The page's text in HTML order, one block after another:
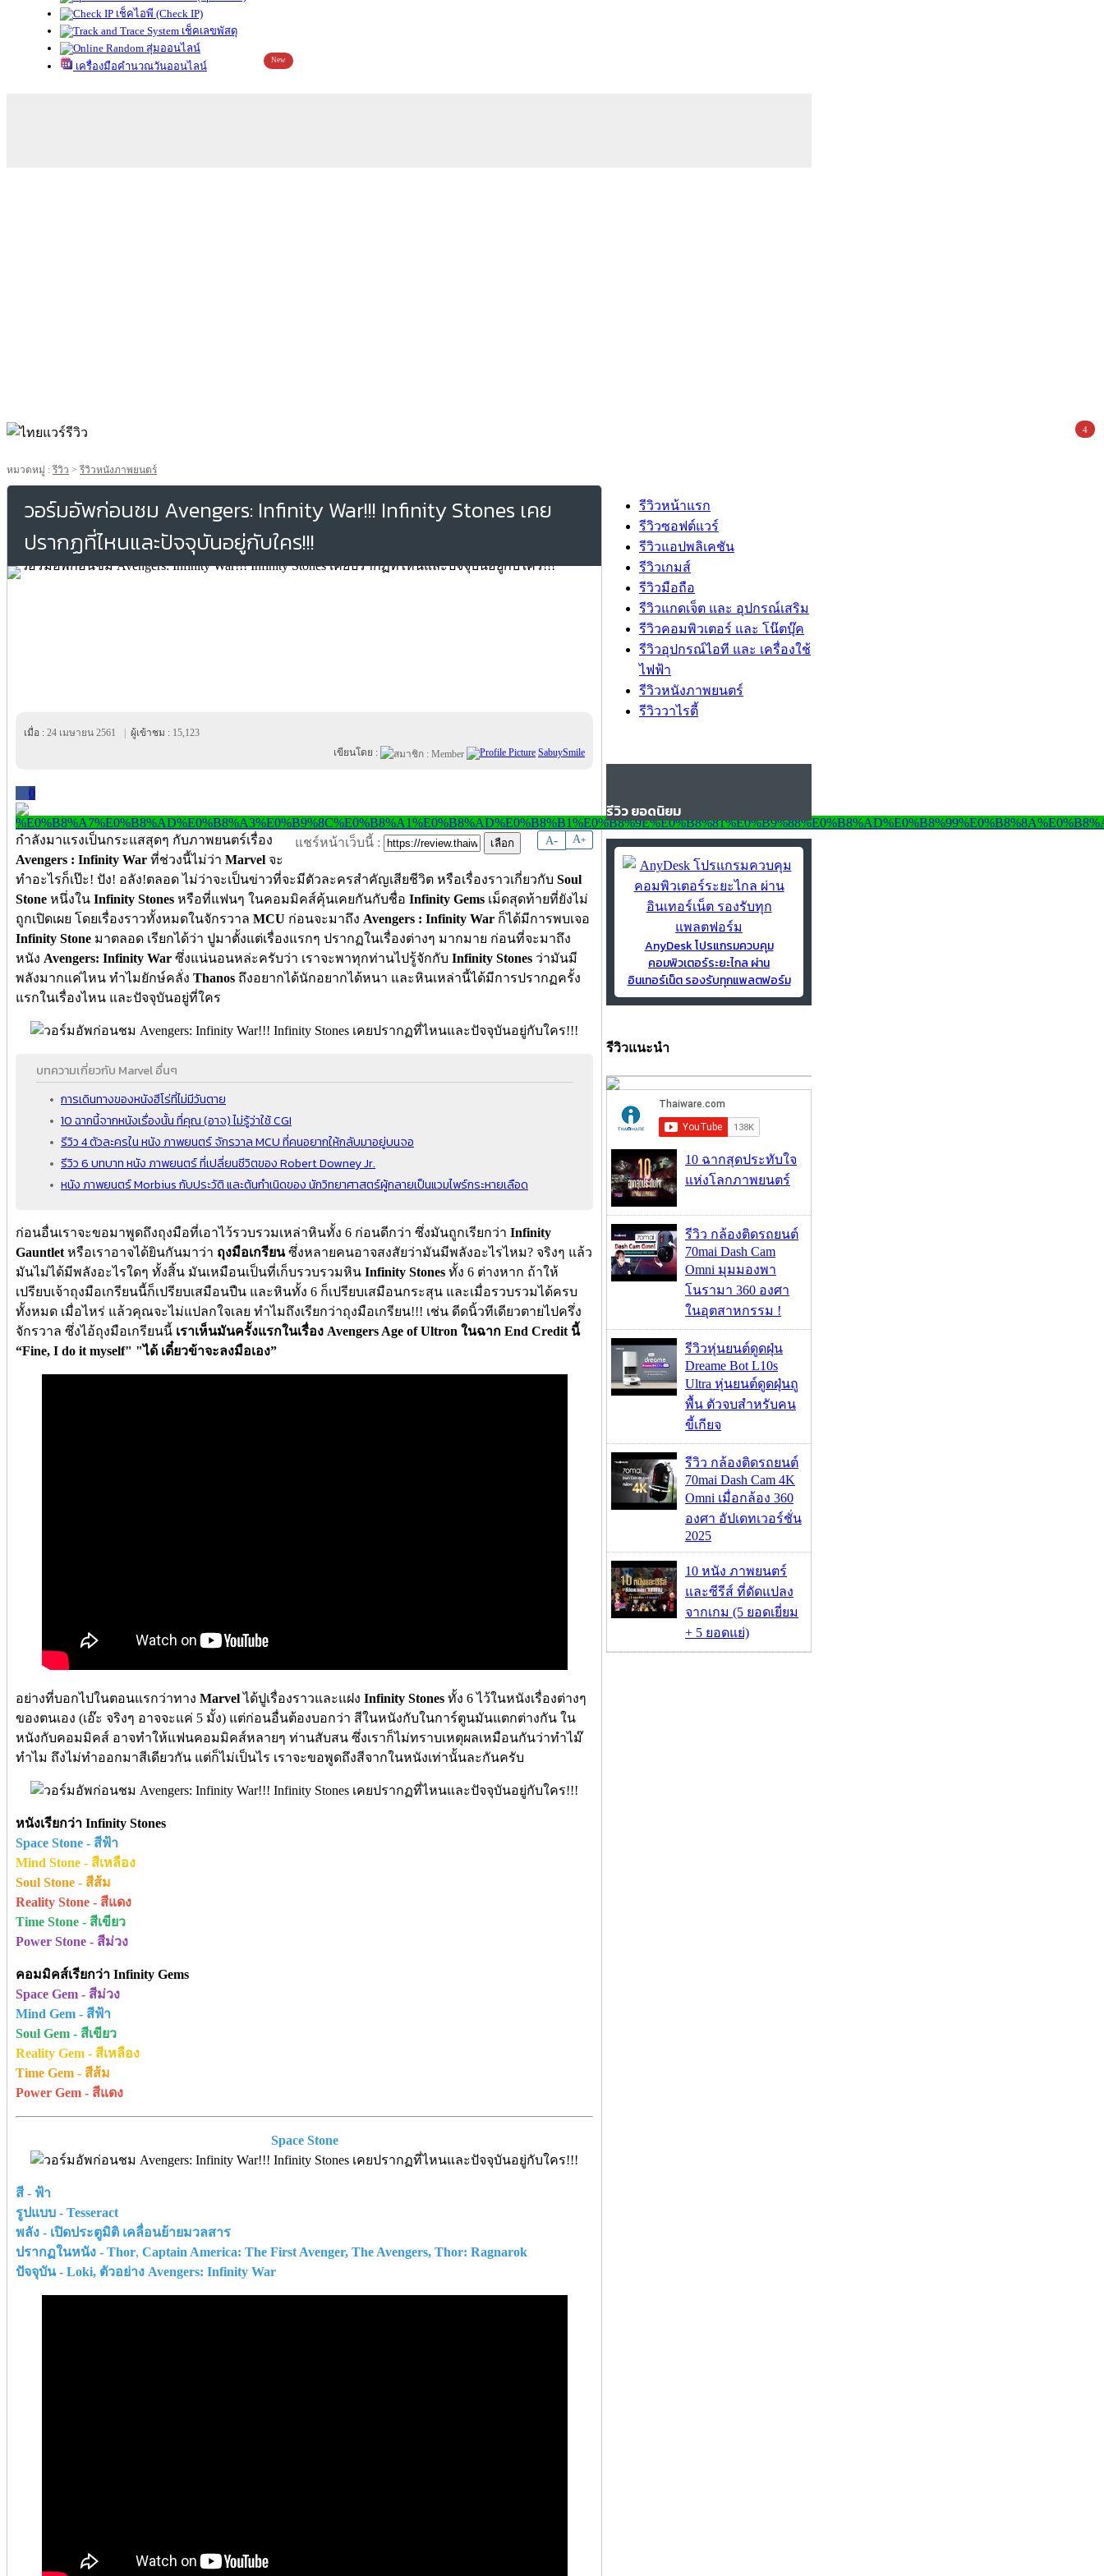
เช็คไอพี (Check IP)
เช็คเลขพัสดุ
สุ่มออนไลน์
เครื่องมือคำนวณวันออนไลน์
New
หมวดหมู่ :รีวิว >รีวิวหนังภาพยนตร์
วอร์มอัพก่อนชม Avengers: Infinity War!!! Infinity Stones เคย
ปรากฏที่ไหนและปัจจุบันอยู่กับใคร!!!
เมื่อ : 24 เมษายน 2561 ผู้เข้าชม : 15,123
เขียนโดย :
SabuySmile
0
A- A+
แชร์หน้าเว็บนี้ :
กำลังมาแรงเป็นกระแสสุดๆ กับภาพยนตร์เรื่อง
Avengers : Infinity War ที่ช่วงนี้ไม่ว่า Marvel จะ
ทำอะไรก็เป๊ะ! ปัง! อลัง!ตลอด ไม่ว่าจะเป็นข่าวที่จะมีตัวละครสำคัญเสียชีวิต หรือเรื่องราวเกี่ยวกับ Soul
Stone หนึ่งใน Infinity Stones หรือที่แฟนๆ ในคอมมิคส์คุ้นเคยกันกับชื่อ Infinity Gems เม็ดสุดท้ายที่ยังไม่
ถูกเปิดเผย โดยเรื่องราวทั้งหมดในจักรวาล MCU ก่อนจะมาถึง Avengers : Infinity War ก็ได้มีการพบเจอ
Infinity Stone มาตลอด เรียกได้ว่า ปูมาตั้งแต่เรื่องแรกๆ ปรากฏในเรื่องต่างๆ มากมาย ก่อนที่จะมาถึง
หนัง Avengers: Infinity War ซึ่งแน่นอนหล่ะครับว่า เราจะพาทุกท่านไปรู้จักกับ Infinity Stones ว่ามันมี
พลังมากแค่ไหน ทำไมยักษ์คลั่ง Thanos ถึงอยากได้นักอยากได้หนา และหินเหล่านี้ได้มีการปรากฏครั้ง
แรกในเรื่องไหน และปัจจุบันอยู่ที่ใคร
บทความเกี่ยวกับ Marvel อื่นๆ
การเดินทางของหนังฮีโร่ที่ไม่มีวันตาย
10 ฉากนี้จากหนังเรื่องนั้น ที่คุณ (อาจ) ไม่รู้ว่าใช้ CGI
รีวิว 4 ตัวละครใน หนัง ภาพยนตร์ จักรวาล MCU ที่คนอยากให้กลับมาอยู่บนจอ
รีวิว 6 บทบาท หนัง ภาพยนตร์ ที่เปลี่ยนชีวิตของ Robert Downey Jr.
หนัง ภาพยนตร์ Morbius กับประวัติ และต้นกำเนิดของ นักวิทยาศาสตร์ผู้กลายเป็นแวมไพร์กระหายเลือด
ก่อนอื่นเราจะขอมาพูดถึงถุงมือที่เอาไว้รวบรวมเหล่าหินทั้ง 6 ก่อนดีกว่า ซึ่งมันถูกเรียกว่า Infinity
Gauntlet หรือเราอาจได้ยินกันมาว่า ถุงมือเกรียนซึ่งหลายคนอาจสงสัยว่ามันมีพลังอะไรไหม? จริงๆ แล้ว
มันไม่ได้มีพลังอะไรใดๆ ทั้งสิ้น มันเหมือนเป็นที่เก็บรวบรวมหิน Infinity Stones ทั้ง 6 ต่างหาก ถ้าให้
เปรียบเจ้าถุงมือเกรียนนี้ก็เปรียบเสมือนปืน และหินทั้ง 6 ก็เปรียบเสมือนกระสุน และเมื่อรวบรวมได้ครบ
ทั้งหมด เมื่อไหร่ แล้วคุณจะไม่แปลกใจเลย ทำไมถึงเรียกว่าถุงมือเกรียน!!! เช่น ดีดนิ้วทีเดียวตายไปครึ่ง
จักรวาล ซึ่งไอ้ถุงมือเกรียนนี้ เราเห็นมันครั้งแรกในเรื่อง Avengers Age of Ultron ในฉาก End Credit นี้
“Fine, I do it myself" "ได้ เดี๋ยวข้าจะลงมือเอง”
อย่างที่บอกไปในตอนแรกว่าทาง Marvelได้ปูเรื่องราวและแฝง Infinity Stones ทั้ง 6 ไว้ในหนังเรื่องต่างๆ
ของตนเอง (เอ๊ะ จริงๆ อาจจะแค่ 5 มั้ง) แต่ก่อนอื่นต้องบอกว่า สีในหนังกับในการ์ตูนมันแตกต่างกัน ใน
หนังกับคอมมิคส์ อาจทำให้แฟนคอมมิคส์หลายๆ ท่านสับสน ซึ่งเราก็ไม่ทราบเหตุผลเหมือนกันว่าทำไม๊
ทำไม ถึงไม่ทำออกมาสีเดียวกัน แต่ก็ไม่เป็นไร เราจะขอพูดถึงสีจากในหนังเท่านั้นละกันครับ
หนังเรียกว่า Infinity Stones
Space Stone - สีฟ้า
Mind Stone - สีเหลือง
Soul Stone - สีส้ม
Reality Stone - สีแดง
Time Stone - สีเขียว
Power Stone - สีม่วง
คอมมิคส์เรียกว่า Infinity Gems
Space Gem - สีม่วง
Mind Gem - สีฟ้า
Soul Gem - สีเขียว
Reality Gem - สีเหลือง
Time Gem - สีส้ม
Power Gem - สีแดง
Space Stone
สี - ฟ้า
รูปแบบ - Tesseract
พลัง - เปิดประตูมิติ เคลื่อนย้ายมวลสาร
ปรากฏในหนัง - Thor, Captain America: The First Avenger, The Avengers, Thor: Ragnarok
ปัจจุบัน - Loki, ตัวอย่าง Avengers: Infinity War
รีวิวหน้าแรก
รีวิวซอฟต์แวร์
รีวิวแอปพลิเคชัน
รีวิวเกมส์
รีวิวมือถือ
รีวิวแกดเจ็ต และ อุปกรณ์เสริม
รีวิวคอมพิวเตอร์ และ โน๊ตบุ๊ค
รีวิวอุปกรณ์ไอที และ เครื่องใช้
ไฟฟ้า
รีวิวหนังภาพยนตร์
รีวิววาไรตี้
รีวิว ยอดนิยม
AnyDesk โปรแกรมควบคุม
คอมพิวเตอร์ระยะไกล ผ่าน
อินเทอร์เน็ต รองรับทุกแพลตฟอร์ม
รีวิวแนะนำ
10 ฉากสุดประทับใจ
แห่งโลกภาพยนตร์
รีวิว กล้องติดรถยนต์
70mai Dash Cam
Omni มุมมองพา
โนรามา 360 องศา
ในอุตสาหกรรม !
รีวิวหุ่นยนต์ดูดฝุ่น
Dreame Bot L10s
Ultra หุ่นยนต์ดูดฝุ่นถู
พื้น ตัวจบสำหรับคน
ขี้เกียจ
รีวิว กล้องติดรถยนต์
70mai Dash Cam 4K
Omni เมื่อกล้อง 360
องศา อัปเดทเวอร์ชั่น
2025
10 หนัง ภาพยนตร์
และซีรีส์ ที่ดัดแปลง
จากเกม (5 ยอดเยี่ยม
+ 5 ยอดแย่)
4